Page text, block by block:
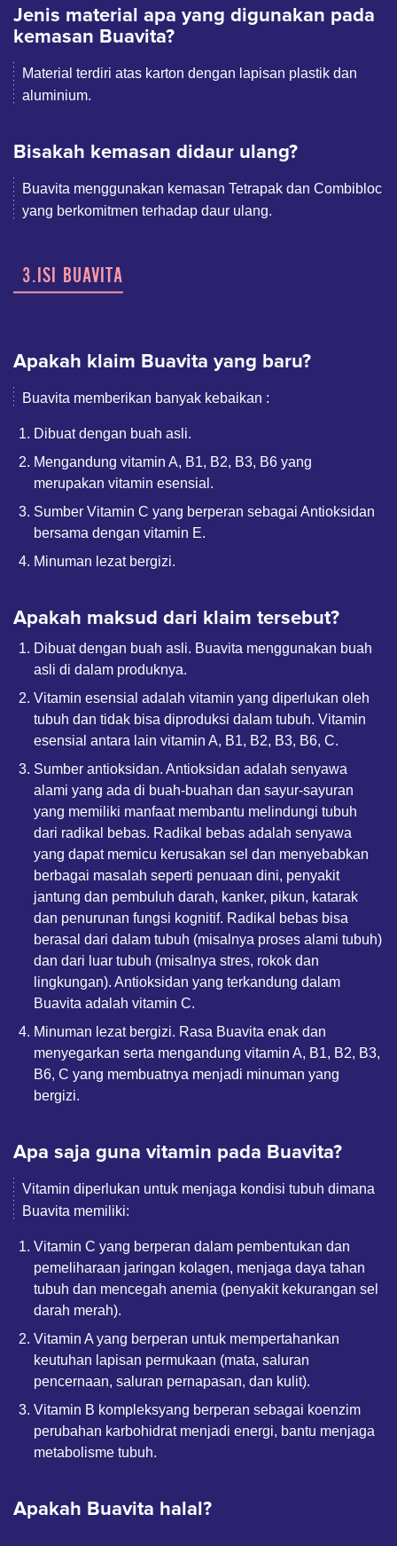
Jenis material apa yang digunakan pada
kemasan Buavita?
Material terdiri atas karton dengan lapisan plastik dan
aluminium.
Bisakah kemasan didaur ulang?
Buavita menggunakan kemasan Tetrapak dan Combibloc
yang berkomitmen terhadap daur ulang.
3.ISI BUAVITA
Apakah klaim Buavita yang baru?
Buavita memberikan banyak kebaikan :
Dibuat dengan buah asli.
Mengandung vitamin A, B1, B2, B3, B6 yang
merupakan vitamin esensial.
Sumber Vitamin C yang berperan sebagai Antioksidan
bersama dengan vitamin E.
Minuman lezat bergizi.
Apakah maksud dari klaim tersebut?
Dibuat dengan buah asli. Buavita menggunakan buah
asli di dalam produknya.
Vitamin esensial adalah vitamin yang diperlukan oleh
tubuh dan tidak bisa diproduksi dalam tubuh. Vitamin
esensial antara lain vitamin A, B1, B2, B3, B6, C.
Sumber antioksidan. Antioksidan adalah senyawa
alami yang ada di buah-buahan dan sayur-sayuran
yang memiliki manfaat membantu melindungi tubuh
dari radikal bebas. Radikal bebas adalah senyawa
yang dapat memicu kerusakan sel dan menyebabkan
berbagai masalah seperti penuaan dini, penyakit
jantung dan pembuluh darah, kanker, pikun, katarak
dan penurunan fungsi kognitif. Radikal bebas bisa
berasal dari dalam tubuh (misalnya proses alami tubuh)
dan dari luar tubuh (misalnya stres, rokok dan
lingkungan). Antioksidan yang terkandung dalam
Buavita adalah vitamin C.
Minuman lezat bergizi. Rasa Buavita enak dan
menyegarkan serta mengandung vitamin A, B1, B2, B3,
B6, C yang membuatnya menjadi minuman yang
bergizi.
Apa saja guna vitamin pada Buavita?
Vitamin diperlukan untuk menjaga kondisi tubuh dimana
Buavita memiliki:
Vitamin C yang berperan dalam pembentukan dan
pemeliharaan jaringan kolagen, menjaga daya tahan
tubuh dan mencegah anemia (penyakit kekurangan sel
darah merah).
Vitamin A yang berperan untuk mempertahankan
keutuhan lapisan permukaan (mata, saluran
pencernaan, saluran pernapasan, dan kulit).
Vitamin B kompleksyang berperan sebagai koenzim
perubahan karbohidrat menjadi energi, bantu menjaga
metabolisme tubuh.
Apakah Buavita halal?